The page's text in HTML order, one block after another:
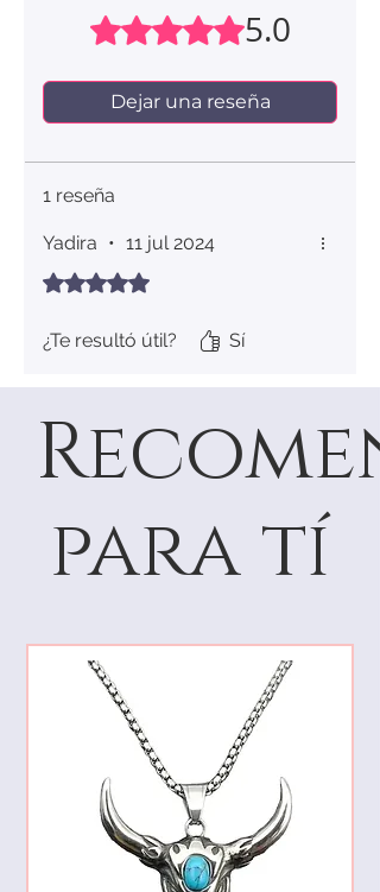
Obtuvo 5 de 5 estrellas.
5.0
Dejar una reseña
1 reseña
Yadira • 11 jul 2024
Obtuvo 5 de 5 estrellas.
¿Te resultó útil? Sí
para tí